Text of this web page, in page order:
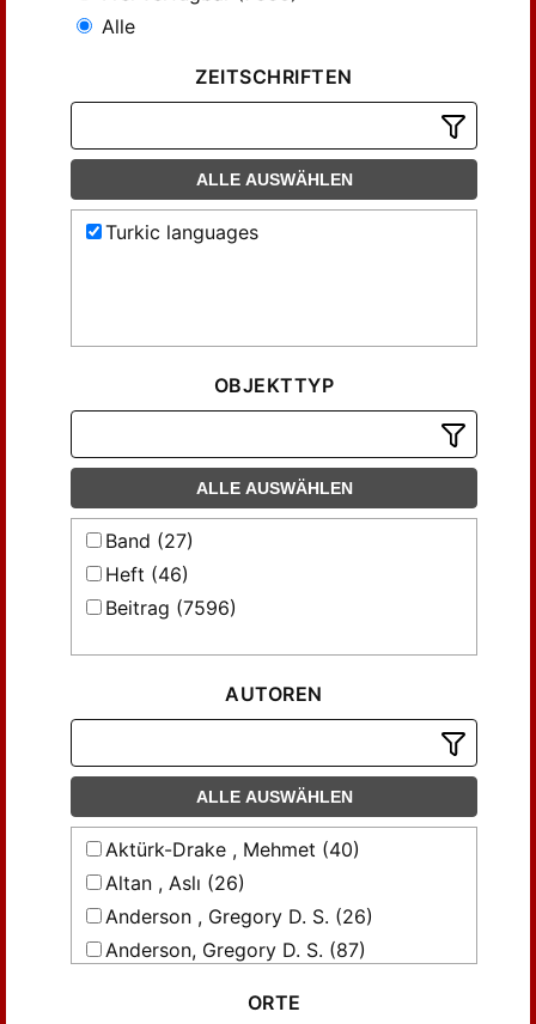
Alle
ZEITSCHRIFTEN
ALLE AUSWÄHLEN
Turkic languages
OBJEKTTYP
ALLE AUSWÄHLEN
Band (27)
Heft (46)
Beitrag (7596)
AUTOREN
ALLE AUSWÄHLEN
Aktürk-Drake , Mehmet (40)
Altan , Aslı (26)
Anderson , Gregory D. S. (26)
Anderson, Gregory D. S. (87)
ORTE